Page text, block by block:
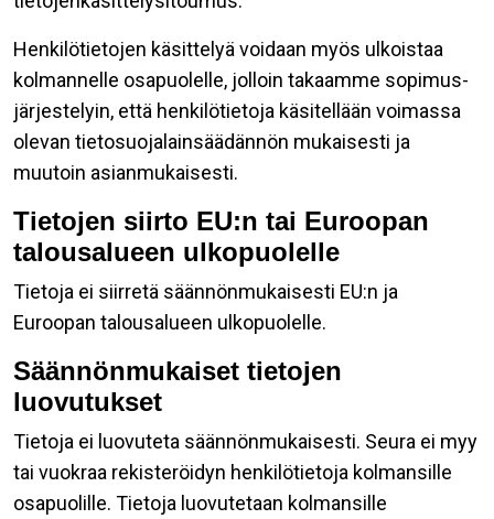
Henkilötietojen käsittelyä voidaan myös ulkoistaa
kolmannelle osapuolelle, jolloin takaamme sopimus-
järjestelyin, että henkilötietoja käsitellään voimassa
olevan tietosuojalainsäädännön mukaisesti ja
muutoin asianmukaisesti.
Tietojen siirto EU:n tai Euroopan
talousalueen ulkopuolelle
Tietoja ei siirretä säännönmukaisesti EU:n ja
Euroopan talousalueen ulkopuolelle.
Säännönmukaiset tietojen
luovutukset
Tietoja ei luovuteta säännönmukaisesti. Seura ei myy
tai vuokraa rekisteröidyn henkilötietoja kolmansille
osapuolille. Tietoja luovutetaan kolmansille